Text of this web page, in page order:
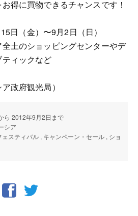
得に買物できるチャンスです！
日（金）〜9月2日（日）
土のショッピングセンターやデ
ィックなど
政府観光局）
ら 2012年9月2日まで
シア
スティバル , キャンペーン・セール , ショ